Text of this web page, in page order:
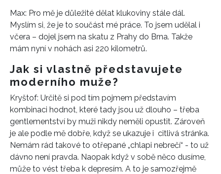
Max: Pro mě je důležité dělat klukoviny stále dál.
Myslím si, že je to součást mé práce. To jsem udělal i
včera – dojel jsem na skatu z Prahy do Brna. Takže
mám nyní v nohách asi 220 kilometrů.
Jak si vlastně představujete
moderního muže?
Kryštof: Určitě si pod tím pojmem představím
kombinaci hodnot, které tady jsou už dlouho – třeba
gentlementství by muži nikdy neměli opustit. Zároveň
je ale podle mě dobře, když se ukazuje i citlivá stránka.
Nemám rád takové to otřepané „chlapi nebrečí“ - to už
dávno není pravda. Naopak když v sobě něco dusíme,
může to vést třeba k depresím. A to je samozřejmě